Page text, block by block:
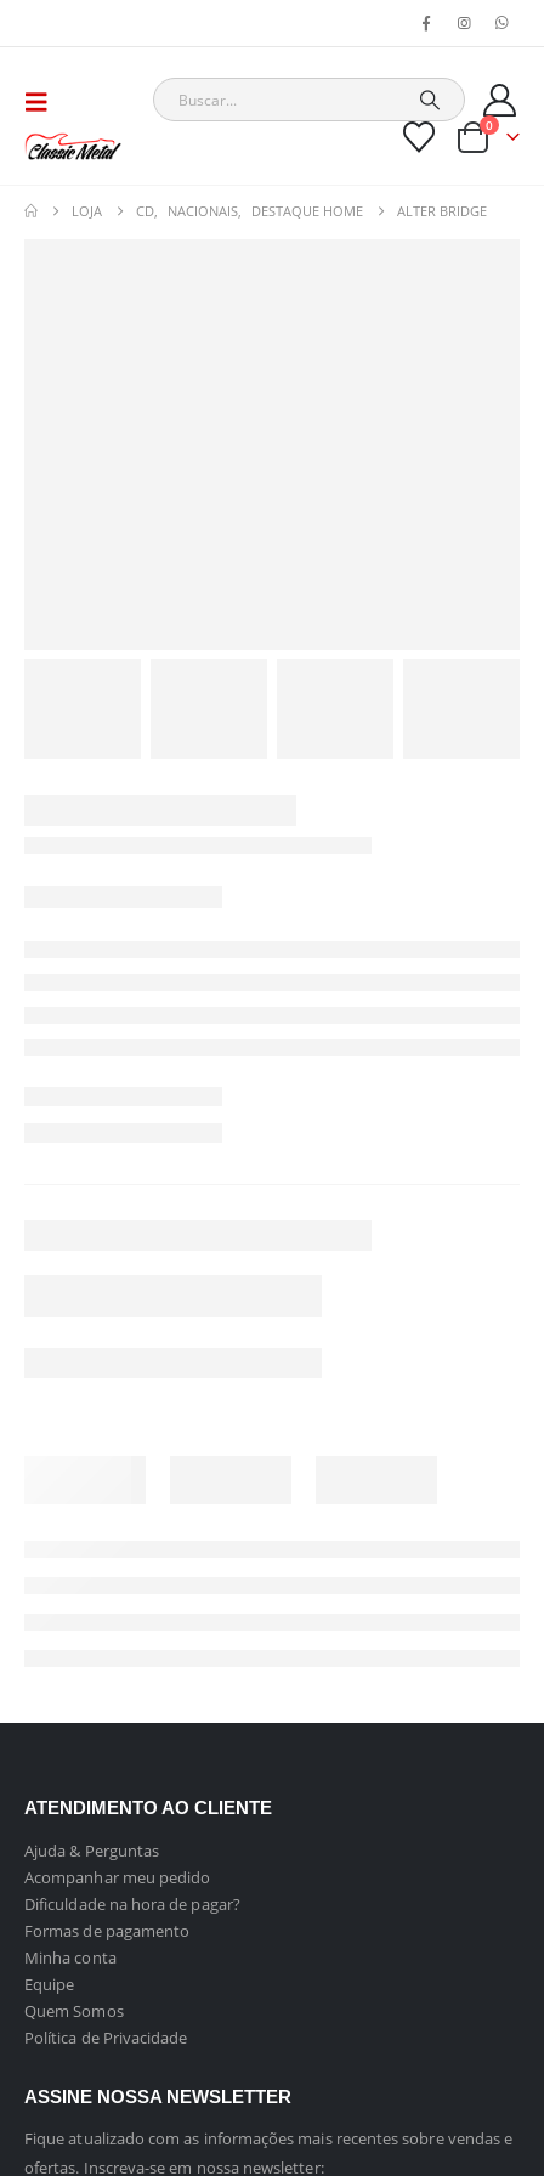
0
LOJA CD NACIONAIS DESTAQUE HOME ALTER BRIDGE
ATENDIMENTO AO CLIENTE
Ajuda & Perguntas
Acompanhar meu pedido
Dificuldade na hora de pagar?
Formas de pagamento
Minha conta
Equipe
Quem Somos
Política de Privacidade
ASSINE NOSSA NEWSLETTER
Fique atualizado com as informações mais recentes sobre vendas e
ofertas. Inscreva-se em nossa newsletter: